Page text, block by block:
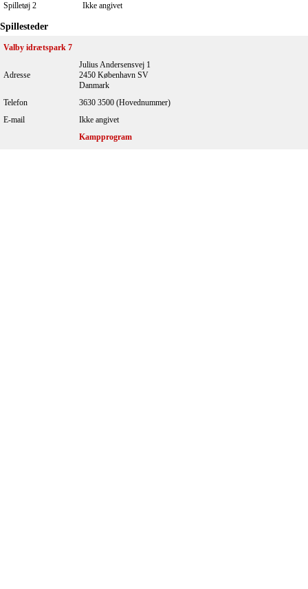
Spilletøj 2
Ikke angivet
Spillesteder
Valby idrætspark 7
Adresse
Julius Andersensvej 1
2450 København SV
Danmark
Telefon
3630 3500 (Hovednummer)
E-mail
Ikke angivet
Kampprogram